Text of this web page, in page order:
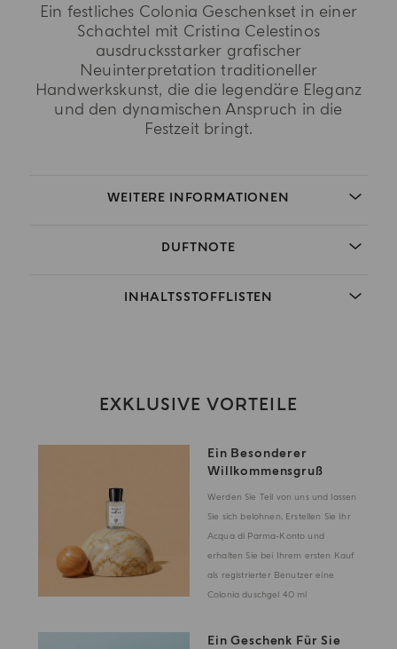
Ein festliches Colonia Geschenkset in einer
Schachtel mit Cristina Celestinos
ausdrucksstarker grafischer
Neuinterpretation traditioneller
Handwerkskunst, die die legendäre Eleganz
und den dynamischen Anspruch in die
Festzeit bringt.
WEITERE INFORMATIONEN
DUFTNOTE
INHALTSSTOFFLISTEN
EXKLUSIVE VORTEILE
Ein Besonderer
Willkommensgruß
Werden Sie Teil von uns und lassen
Sie sich belohnen. Erstellen Sie Ihr
Acqua di Parma-Konto und
erhalten Sie bei Ihrem ersten Kauf
als registrierter Benutzer eine
Colonia duschgel 40 ml
Ein Geschenk Für Sie